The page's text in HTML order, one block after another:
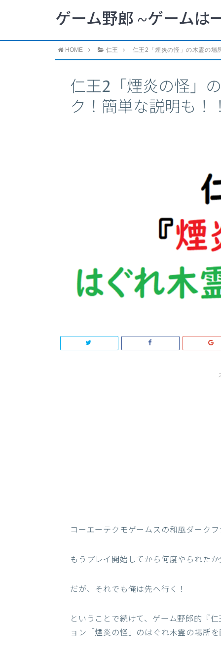
ゲーム野郎 ~ゲームは
HOME 仁王 仁王2「煙炎の怪」の木霊の場
仁王2「煙炎の怪」
ク！簡単な説明も！
コーエーテクモゲームスの和風ダーク
もうプレイ開始してから何度やられた
だが、それでも俺は先へ行く！
ということで続けて、ゲーム野郎的『
ョン「煙炎の怪」のはぐれ木霊の場所